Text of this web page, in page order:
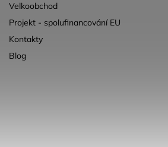
Velkoobchod
Projekt - spolufinancování EU
Kontakty
Blog